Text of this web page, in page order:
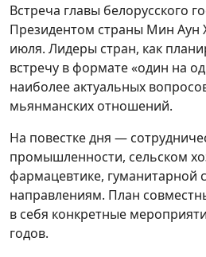
Встреча главы белорусского
Президентом страны Мин Аун
июля. Лидеры стран, как
встречу в формате «один на
наиболее актуальных
мьянманских отношений.
На повестке дня —
промышленности, сельском
фармацевтике, гуманитарной
направлениям. План
в себя конкретные
годов.